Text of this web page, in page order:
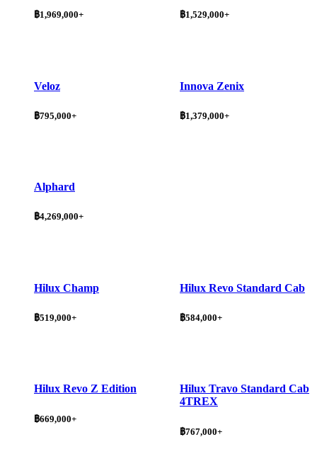
฿1,969,000+ ฿1,529,000+
Veloz
฿795,000+
Innova Zenix
฿1,379,000+
Alphard
฿4,269,000+
Hilux Champ
฿519,000+
Hilux Revo Standard Cab
฿584,000+
Hilux Revo Z Edition
฿669,000+
Hilux Travo Standard Cab
4TREX
฿767,000+